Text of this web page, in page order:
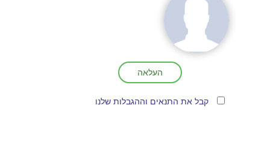
העלאה
קבל את התנאים וההגבלות שלנו